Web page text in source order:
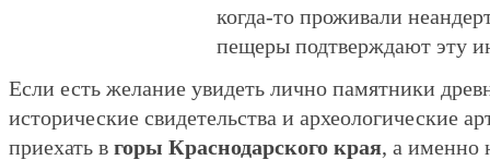
когда-то проживали
пещеры подтверждают эту
Если есть желание увидеть лично памятники
исторические свидетельства и археологические
приехать в горы Краснодарского края, а именно